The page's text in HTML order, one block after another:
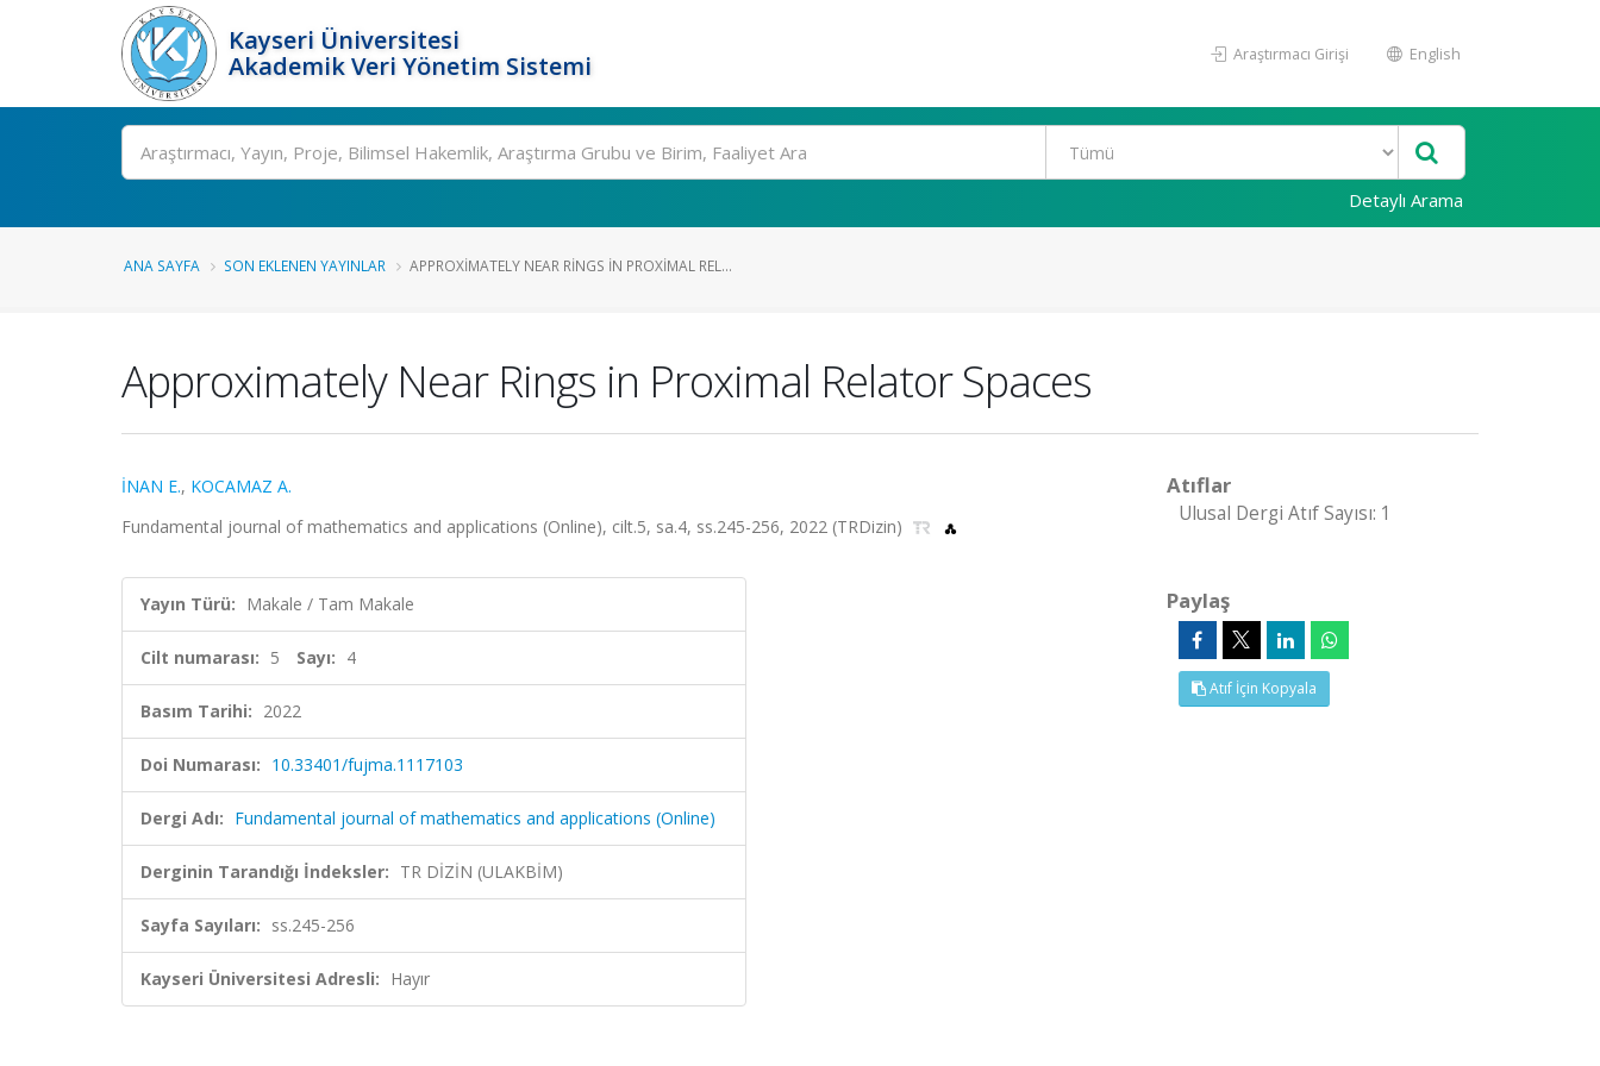
Kayseri Üniversitesi
Akademik Veri Yönetim Sistemi
Araştırmacı Girişi English
Ara
Detaylı Arama
ANA SAYFA SON EKLENEN YAYINLAR APPROXIMATELY NEAR RINGS IN PROXIMAL REL...
Approximately Near Rings in Proximal Relator Spaces
İNAN E., KOCAMAZ A.
Fundamental journal of mathematics and applications (Online), cilt.5, sa.4, ss.245-256, 2022 (TRDizin)
Yayın Türü: Makale / Tam Makale
Cilt numarası: 5 Sayı: 4
Basım Tarihi: 2022
Doi Numarası: 10.33401/fujma.1117103
Dergi Adı: Fundamental journal of mathematics and applications (Online)
Derginin Tarandığı İndeksler: TR DİZİN (ULAKBİM)
Sayfa Sayıları: ss.245-256
Kayseri Üniversitesi Adresli: Hayır
Atıflar
Ulusal Dergi Atıf Sayısı: 1
Paylaş
Atıf İçin Kopyala